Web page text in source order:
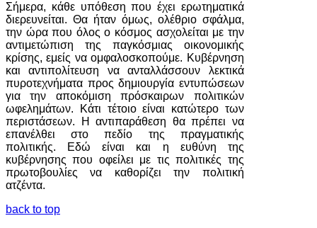
Σήμερα, κάθε υπόθεση που έχει ερωτηματικά
διερευνείται. Θα ήταν όμως, ολέθριο σφάλμα,
την ώρα που όλος ο κόσμος ασχολείται με την
αντιμετώπιση της παγκόσμιας οικονομικής
κρίσης, εμείς να ομφαλοσκοπούμε. Κυβέρνηση
και αντιπολίτευση να ανταλλάσσουν λεκτικά
πυροτεχνήματα προς δημιουργία εντυπώσεων
για την αποκόμιση πρόσκαιρων πολιτικών
ωφελημάτων. Κάτι τέτοιο είναι κατώτερο των
περιστάσεων. Η αντιπαράθεση θα πρέπει να
επανέλθει στο πεδίο της πραγματικής
πολιτικής. Εδώ είναι και η ευθύνη της
κυβέρνησης που οφείλει με τις πολιτικές της
πρωτοβουλίες να καθορίζει την πολιτική
ατζέντα.
back to top